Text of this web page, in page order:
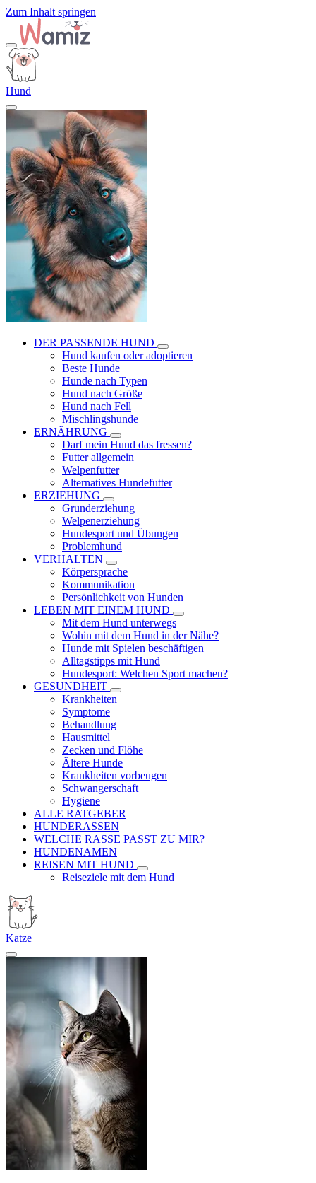
Zum Inhalt springen
Hund
DER PASSENDE HUND
Hund kaufen oder adoptieren
Beste Hunde
Hunde nach Typen
Hund nach Größe
Hund nach Fell
Mischlingshunde
ERNÄHRUNG
Darf mein Hund das fressen?
Futter allgemein
Welpenfutter
Alternatives Hundefutter
ERZIEHUNG
Grunderziehung
Welpenerziehung
Hundesport und Übungen
Problemhund
VERHALTEN
Körpersprache
Kommunikation
Persönlichkeit von Hunden
LEBEN MIT EINEM HUND
Mit dem Hund unterwegs
Wohin mit dem Hund in der Nähe?
Hunde mit Spielen beschäftigen
Alltagstipps mit Hund
Hundesport: Welchen Sport machen?
GESUNDHEIT
Krankheiten
Symptome
Behandlung
Hausmittel
Zecken und Flöhe
Ältere Hunde
Krankheiten vorbeugen
Schwangerschaft
Hygiene
ALLE RATGEBER
HUNDERASSEN
WELCHE RASSE PASST ZU MIR?
HUNDENAMEN
REISEN MIT HUND
Reiseziele mit dem Hund
Katze